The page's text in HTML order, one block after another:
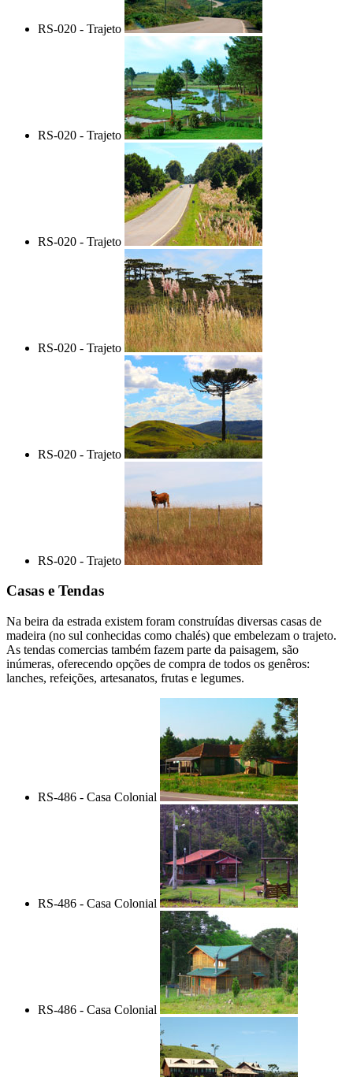
RS-020 - Trajeto
RS-020 - Trajeto
RS-020 - Trajeto
RS-020 - Trajeto
RS-020 - Trajeto
RS-020 - Trajeto
Casas e Tendas
Na beira da estrada existem foram construídas diversas casas de
madeira (no sul conhecidas como chalés) que embelezam o trajeto.
As tendas comercias também fazem parte da paisagem, são
inúmeras, oferecendo opções de compra de todos os genêros:
lanches, refeições, artesanatos, frutas e legumes.
RS-486 - Casa Colonial
RS-486 - Casa Colonial
RS-486 - Casa Colonial